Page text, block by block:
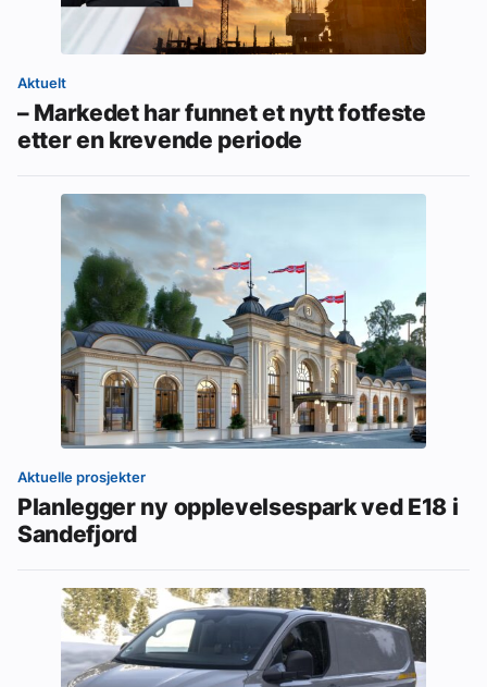
Aktuelt
– Markedet har funnet et nytt fotfeste
etter en krevende periode
Aktuelle prosjekter
Planlegger ny opplevelsespark ved E18 i
Sandefjord